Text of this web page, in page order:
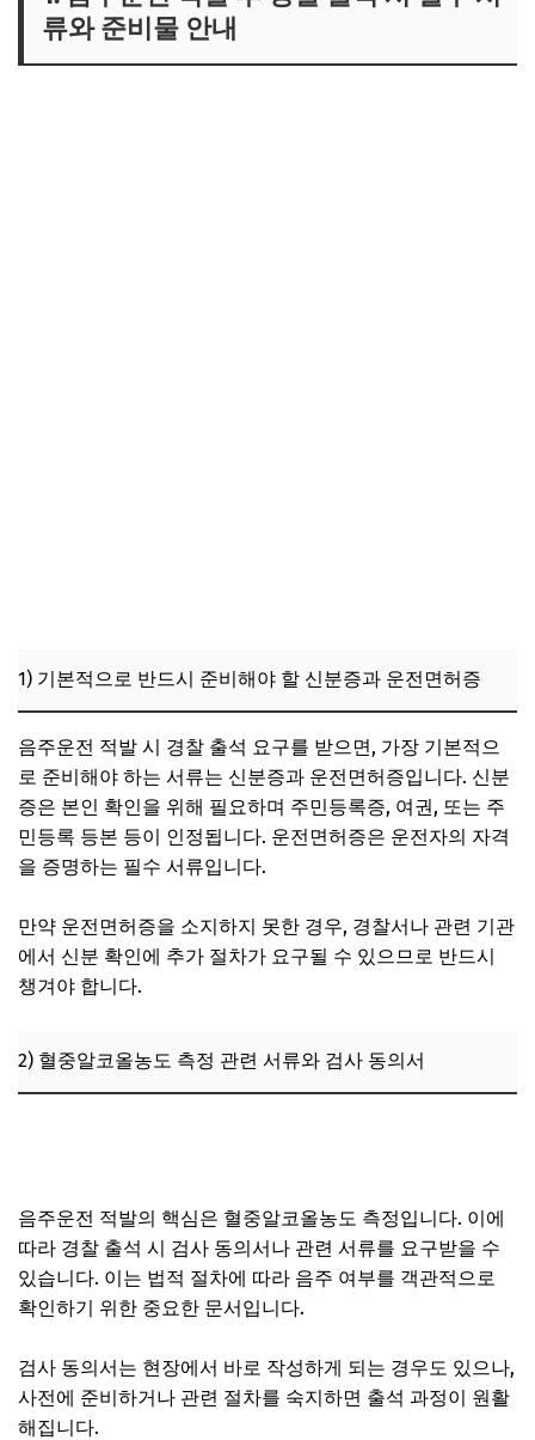
2) 혈중알코올농도 측정 관련 서류와 검사 동의서
3) 차량 등록증 및 보험 서류 준비 여부
2) 검사 결과에 대한 이의 제기 및 재검사 요청
3) 출석 불응 시 발생하는 법적 불이익과 대응 전략
6. 음주운전 적발 후 경찰 출석에서 꼭 알아야 할 최신 법률
및 정책 변화
2) 음주운전 관련 행정처분 및 면허 정지 기준 변경
3) 공공기관과 협력한 음주운전 예방 및 교육 프로그램 참여
권장
류와 준비물 안내
1) 기본적으로 반드시 준비해야 할 신분증과 운전면허증
음주운전 적발 시 경찰 출석 요구를 받으면, 가장 기본적으
로 준비해야 하는 서류는 신분증과 운전면허증입니다. 신분
증은 본인 확인을 위해 필요하며 주민등록증, 여권, 또는 주
민등록 등본 등이 인정됩니다. 운전면허증은 운전자의 자격
을 증명하는 필수 서류입니다.
만약 운전면허증을 소지하지 못한 경우, 경찰서나 관련 기관
에서 신분 확인에 추가 절차가 요구될 수 있으므로 반드시
챙겨야 합니다.
2) 혈중알코올농도 측정 관련 서류와 검사 동의서
음주운전 적발의 핵심은 혈중알코올농도 측정입니다. 이에
따라 경찰 출석 시 검사 동의서나 관련 서류를 요구받을 수
있습니다. 이는 법적 절차에 따라 음주 여부를 객관적으로
확인하기 위한 중요한 문서입니다.
검사 동의서는 현장에서 바로 작성하게 되는 경우도 있으나,
사전에 준비하거나 관련 절차를 숙지하면 출석 과정이 원활
해집니다.